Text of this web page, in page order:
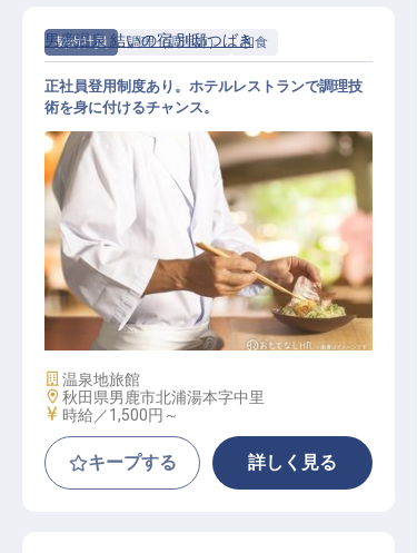
契約社員 調理（調理師） 和食
和食 板前
男鹿温泉 結いの宿 別邸つばき
正社員登用制度あり。ホテルレストランで調理技
術を身に付けるチャンス。
施設業態
温泉地旅館
勤務地
秋田県男鹿市北浦湯本字中里
給与
時給／1,500円～
キープする 詳しく見る